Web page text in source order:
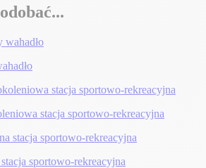
stacja sportowo-rekreacyjna
sportowo-rekreacyjna